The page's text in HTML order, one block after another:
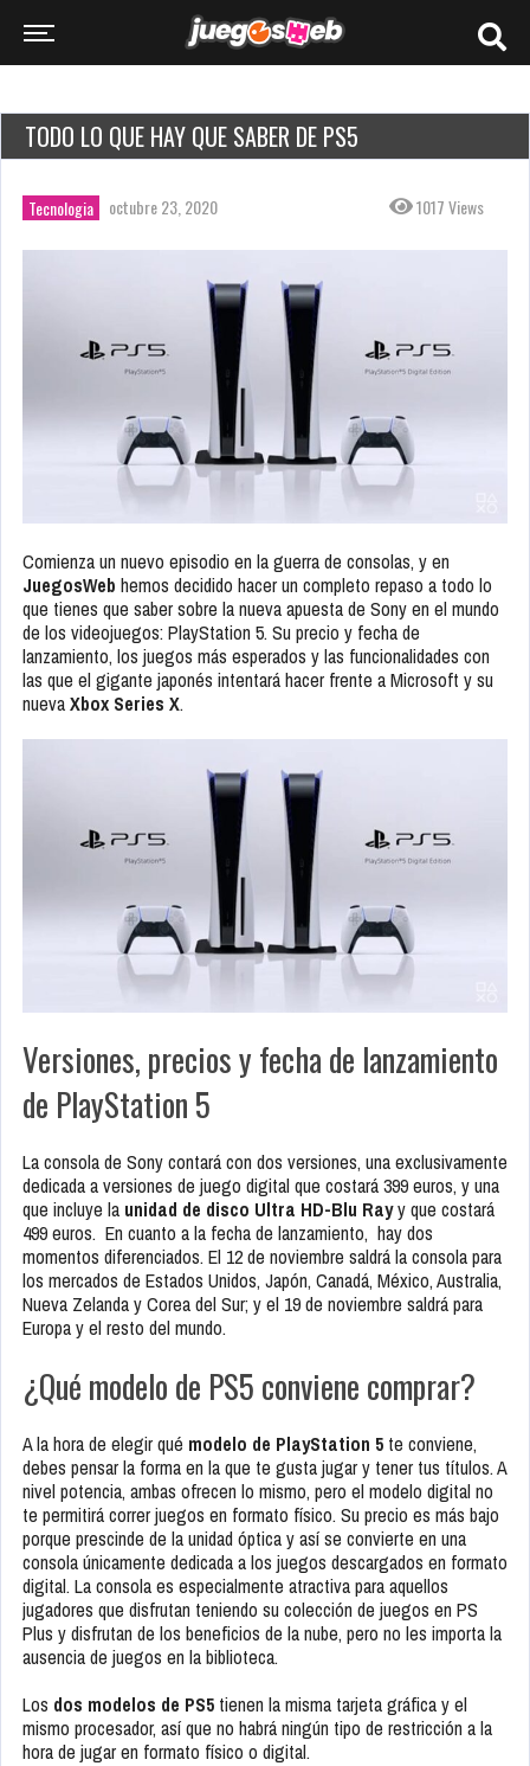
TODO LO QUE HAY QUE SABER DE PS5
Tecnologia octubre 23, 2020 1017 Views
Comienza un nuevo episodio en la guerra de consolas, y en
JuegosWeb hemos decidido hacer un completo repaso a todo lo
que tienes que saber sobre la nueva apuesta de Sony en el mundo
de los videojuegos: PlayStation 5. Su precio y fecha de
lanzamiento, los juegos más esperados y las funcionalidades con
las que el gigante japonés intentará hacer frente a Microsoft y su
nuevaXbox Series X.
Versiones, precios y fecha de lanzamiento
de PlayStation 5
La consola de Sony contará con dos versiones, una exclusivamente
dedicada a versiones de juego digital que costará 399 euros, y una
que incluye la unidad de disco Ultra HD-Blu Rayy que costará
499 euros. En cuanto a la fecha de lanzamiento, hay dos
momentos diferenciados. El 12 de noviembre saldrá la consola para
los mercados de Estados Unidos, Japón, Canadá, México, Australia,
Nueva Zelanda y Corea del Sur; y el 19 de noviembre saldrá para
Europa y el resto del mundo.
¿Qué modelo de PS5 conviene comprar?
A la hora de elegir qué modelo de PlayStation 5 te conviene,
debes pensar la forma en la que te gusta jugar y tener tus títulos. A
nivel potencia, ambas ofrecen lo mismo, pero el modelo digital no
te permitirá correr juegos en formato físico. Su precio es más bajo
porque prescinde de la unidad óptica y así se convierte en una
consola únicamente dedicada a los juegos descargados en formato
digital. La consola es especialmente atractiva para aquellos
jugadores que disfrutan teniendo su colección de juegos en PS
Plus y disfrutan de los beneficios de la nube, pero no les importa la
ausencia de juegos en la biblioteca.
Los dos modelos de PS5 tienen la misma tarjeta gráfica y el
mismo procesador, así que no habrá ningún tipo de restricción a la
hora de jugar en formato físico o digital.